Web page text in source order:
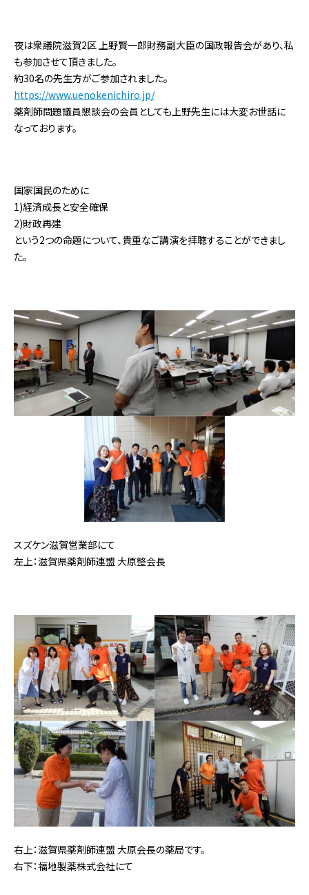
夜は衆議院滋賀2区 上野賢一郎財務副大臣の国政報告会があり、私
も参加させて頂きました。
約30名の先生方がご参加されました。
https://www.uenokenichiro.jp/
薬剤師問題議員懇談会の会員としても上野先生には大変お世話に
なっております。
国家国民のために
1)経済成長と安全確保
2)財政再建
という2つの命題について、貴重なご講演を拝聴することができまし
た。
スズケン滋賀営業部にて
左上：滋賀県薬剤師連盟 大原整会長
右上：滋賀県薬剤師連盟 大原会長の薬局です。
右下：福地製薬株式会社にて